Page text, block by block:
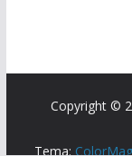
Copyright ©
Tema: ColorMag